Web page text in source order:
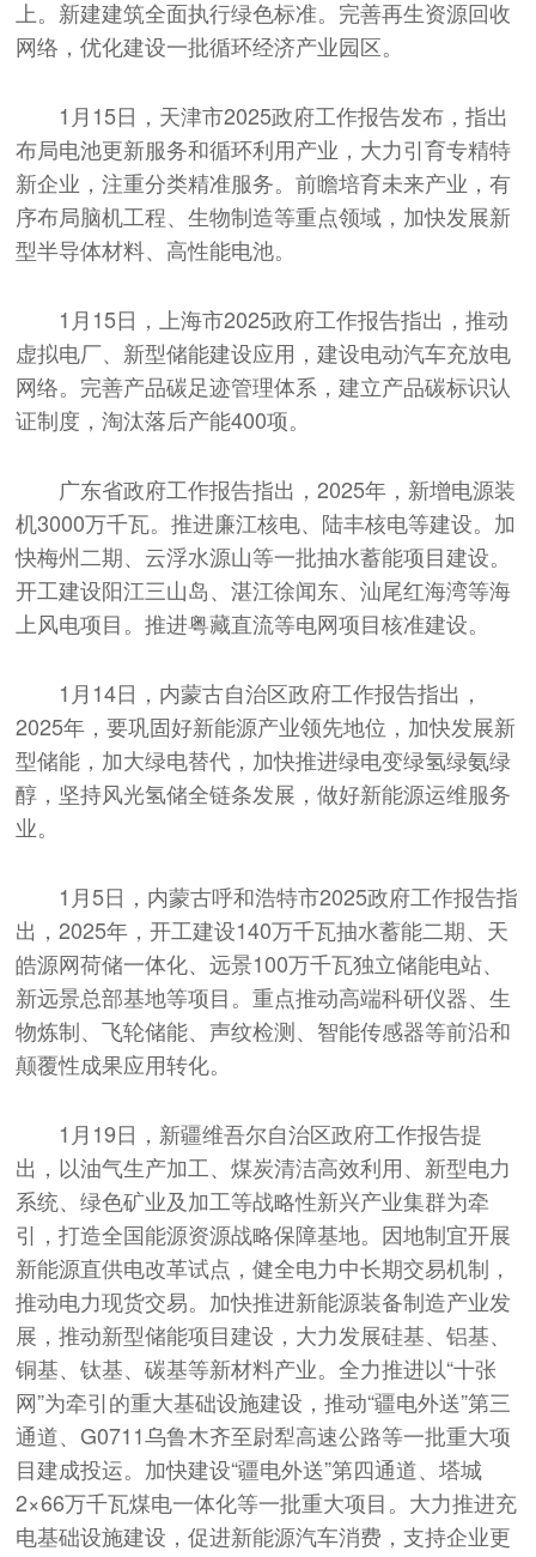
上。新建建筑全面执行绿色标准。完善再生资源回收
网络，优化建设一批循环经济产业园区。
1月15日，天津市2025政府工作报告发布，指出
布局电池更新服务和循环利用产业，大力引育专精特
新企业，注重分类精准服务。前瞻培育未来产业，有
序布局脑机工程、生物制造等重点领域，加快发展新
型半导体材料、高性能电池。
1月15日，上海市2025政府工作报告指出，推动
虚拟电厂、新型储能建设应用，建设电动汽车充放电
网络。完善产品碳足迹管理体系，建立产品碳标识认
证制度，淘汰落后产能400项。
广东省政府工作报告指出，2025年，新增电源装
机3000万千瓦。推进廉江核电、陆丰核电等建设。加
快梅州二期、云浮水源山等一批抽水蓄能项目建设。
开工建设阳江三山岛、湛江徐闻东、汕尾红海湾等海
上风电项目。推进粤藏直流等电网项目核准建设。
1月14日，内蒙古自治区政府工作报告指出，
2025年，要巩固好新能源产业领先地位，加快发展新
型储能，加大绿电替代，加快推进绿电变绿氢绿氨绿
醇，坚持风光氢储全链条发展，做好新能源运维服务
业。
1月5日，内蒙古呼和浩特市2025政府工作报告指
出，2025年，开工建设140万千瓦抽水蓄能二期、天
皓源网荷储一体化、远景100万千瓦独立储能电站、
新远景总部基地等项目。重点推动高端科研仪器、生
物炼制、飞轮储能、声纹检测、智能传感器等前沿和
颠覆性成果应用转化。
1月19日，新疆维吾尔自治区政府工作报告提
出，以油气生产加工、煤炭清洁高效利用、新型电力
系统、绿色矿业及加工等战略性新兴产业集群为牵
引，打造全国能源资源战略保障基地。因地制宜开展
新能源直供电改革试点，健全电力中长期交易机制，
推动电力现货交易。加快推进新能源装备制造产业发
展，推动新型储能项目建设，大力发展硅基、铝基、
铜基、钛基、碳基等新材料产业。全力推进以“十张
网”为牵引的重大基础设施建设，推动“疆电外送”第三
通道、G0711乌鲁木齐至尉犁高速公路等一批重大项
目建成投运。加快建设“疆电外送”第四通道、塔城
2×66万千瓦煤电一体化等一批重大项目。大力推进充
电基础设施建设，促进新能源汽车消费，支持企业更